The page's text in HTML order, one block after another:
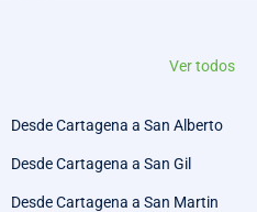
Ver todos
Desde Cartagena a San Alberto
Desde Cartagena a San Gil
Desde Cartagena a San Martin